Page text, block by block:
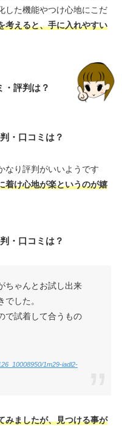
した機能やつけ心地にこだ
考えると、手に入れやすい
・評判は？
・口コミは？
なり評判がいいようです
着け心地が楽というのが嬉
・口コミは？
ちゃんとお試し出来
した。
で試着して合うもの
1m29-iadl2-
みましたが、見つける事が